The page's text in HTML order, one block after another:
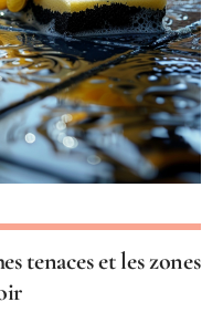
tenaces et les zones